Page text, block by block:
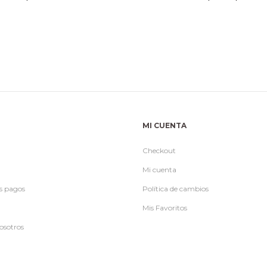
pagos
MI CUENTA
Checkout
Mi cuenta
Política de cambios
Mis Favoritos